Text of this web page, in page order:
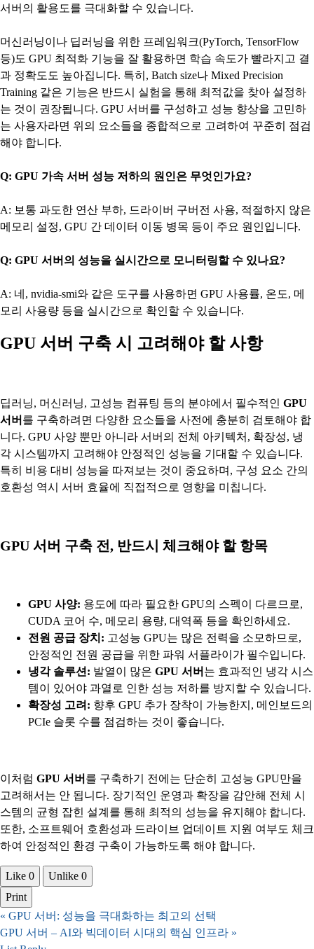
서버의 활용도를 극대화할 수 있습니다.
머신러닝이나 딥러닝을 위한 프레임워크(PyTorch, TensorFlow
등)도 GPU 최적화 기능을 잘 활용하면 학습 속도가 빨라지고 결
과 정확도도 높아집니다. 특히, Batch size나 Mixed Precision
Training 같은 기능은 반드시 실험을 통해 최적값을 찾아 설정하
는 것이 권장됩니다. GPU 서버를 구성하고 성능 향상을 고민하
는 사용자라면 위의 요소들을 종합적으로 고려하여 꾸준히 점검
해야 합니다.
Q: GPU 가속 서버 성능 저하의 원인은 무엇인가요?
A: 보통 과도한 연산 부하, 드라이버 구버전 사용, 적절하지 않은
메모리 설정, GPU 간 데이터 이동 병목 등이 주요 원인입니다.
Q: GPU 서버의 성능을 실시간으로 모니터링할 수 있나요?
A: 네, nvidia-smi와 같은 도구를 사용하면 GPU 사용률, 온도, 메
모리 사용량 등을 실시간으로 확인할 수 있습니다.
GPU 서버 구축 시 고려해야 할 사항
딥러닝, 머신러닝, 고성능 컴퓨팅 등의 분야에서 필수적인 GPU
서버 를 구축하려면 다양한 요소들을 사전에 충분히 검토해야 합
니다. GPU 사양 뿐만 아니라 서버의 전체 아키텍처, 확장성, 냉
각 시스템까지 고려해야 안정적인 성능을 기대할 수 있습니다.
특히 비용 대비 성능을 따져보는 것이 중요하며, 구성 요소 간의
호환성 역시 서버 효율에 직접적으로 영향을 미칩니다.
GPU 서버 구축 전, 반드시 체크해야 할 항목
GPU 사양: 용도에 따라 필요한 GPU의 스펙이 다르므로,
CUDA 코어 수, 메모리 용량, 대역폭 등을 확인하세요.
전원 공급 장치: 고성능 GPU는 많은 전력을 소모하므로,
안정적인 전원 공급을 위한 파워 서플라이가 필수입니다.
냉각 솔루션: 발열이 많은 GPU 서버 는 효과적인 냉각 시스
템이 있어야 과열로 인한 성능 저하를 방지할 수 있습니다.
확장성 고려: 향후 GPU 추가 장착이 가능한지, 메인보드의
PCIe 슬롯 수를 점검하는 것이 좋습니다.
이처럼 GPU 서버 를 구축하기 전에는 단순히 고성능 GPU만을
고려해서는 안 됩니다. 장기적인 운영과 확장을 감안해 전체 시
스템의 균형 잡힌 설계를 통해 최적의 성능을 유지해야 합니다.
또한, 소프트웨어 호환성과 드라이브 업데이트 지원 여부도 체크
하여 안정적인 환경 구축이 가능하도록 해야 합니다.
Like 0 Unlike 0
Print
« GPU 서버: 성능을 극대화하는 최고의 선택
GPU 서버 – AI와 빅데이터 시대의 핵심 인프라 »